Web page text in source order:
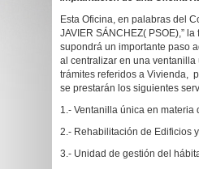
Esta Oficina, en palabras del
JAVIER SÁNCHEZ( PSOE),”
supondrá un importante paso
al centralizar en una ventanilla
trámites referidos a Vivienda,
se prestarán los siguientes
1.- Ventanilla única en materia
2.- Rehabilitación de Edificios
3.- Unidad de gestión del